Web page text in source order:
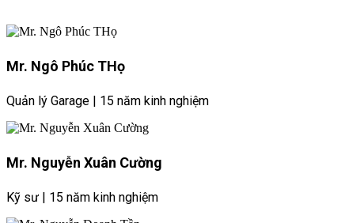
Mr. Ngô Phúc THọ
Quản lý Garage | 15 năm kinh nghiệm
Mr. Nguyễn Xuân Cường
Kỹ sư | 15 năm kinh nghiệm